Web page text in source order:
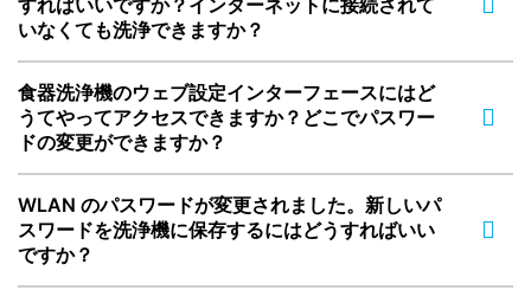
いなくても洗浄できますか？
食器洗浄機のウェブ設定インターフェースにはど
うてやってアクセスできますか？どこでパスワー
ドの変更ができますか？
WLAN のパスワードが変更されました。新しいパ
スワードを洗浄機に保存するにはどうすればいい
ですか？